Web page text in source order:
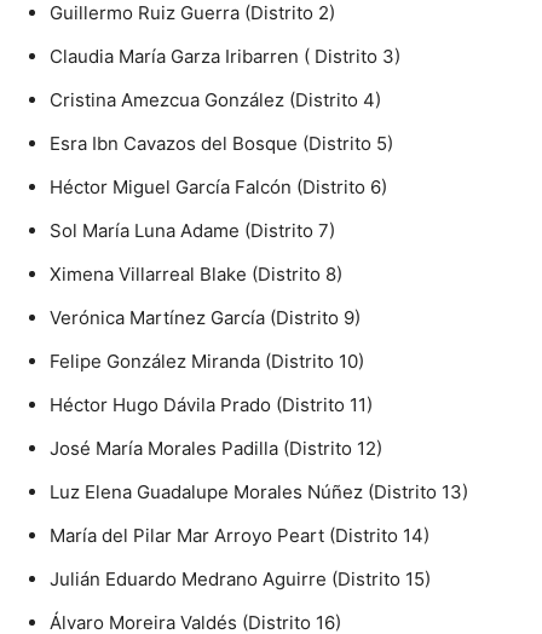
Guillermo Ruiz Guerra (Distrito 2)
Claudia María Garza Iribarren ( Distrito 3)
Cristina Amezcua González (Distrito 4)
Esra Ibn Cavazos del Bosque (Distrito 5)
Héctor Miguel García Falcón (Distrito 6)
Sol María Luna Adame (Distrito 7)
Ximena Villarreal Blake (Distrito 8)
Verónica Martínez García (Distrito 9)
Felipe González Miranda (Distrito 10)
Héctor Hugo Dávila Prado (Distrito 11)
José María Morales Padilla (Distrito 12)
Luz Elena Guadalupe Morales Núñez (Distrito 13)
María del Pilar Mar Arroyo Peart (Distrito 14)
Julián Eduardo Medrano Aguirre (Distrito 15)
Álvaro Moreira Valdés (Distrito 16)